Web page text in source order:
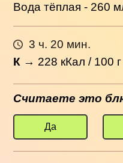
Вода тёплая - 260
3 ч. 20 мин.
К → 228 кКал / 100 г
Считаете это
Да